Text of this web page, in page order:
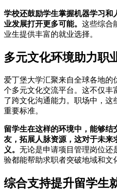
学校还鼓励学生掌握机器学习和
业发展打开更多可能。 这些综合
业生提供丰富的就业选择。
多元文化环境助力职
爱丁堡大学汇聚来自全球各地的
个多元文化交流平台。这不仅丰
了跨文化沟通能力。职场中，这
重要标准。
留学生在这样的环境中，能够结
友，拓展人脉资源，这对于未来
义。 无论是申请项目管理岗位还
验都能帮助求职者突破地域和文
综合支持提升留学生